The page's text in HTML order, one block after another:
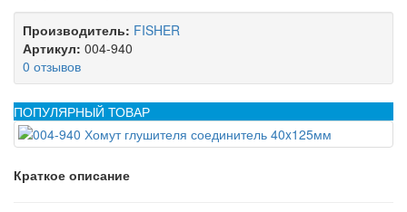
Производитель: FISHER
Артикул: 004-940
0 отзывов
ПОПУЛЯРНЫЙ ТОВАР
Краткое описание